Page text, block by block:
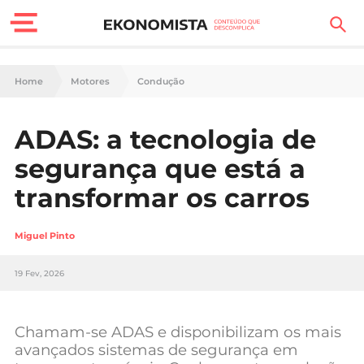
Finanças Pessoais
Carreira
Casa
Lifestyle
Sociedade
Negócios
Home Motores Condução
ADAS: a tecnologia de
segurança que está a
transformar os carros
Miguel Pinto
19 Fev, 2026
Chamam-se ADAS e disponibilizam os mais
avançados sistemas de segurança em